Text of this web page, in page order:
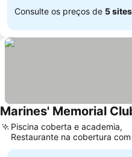
Consulte os preços de 5 sites
Marines' Memorial
Piscina coberta e academia,
Restaurante na cobertura
para a cidade